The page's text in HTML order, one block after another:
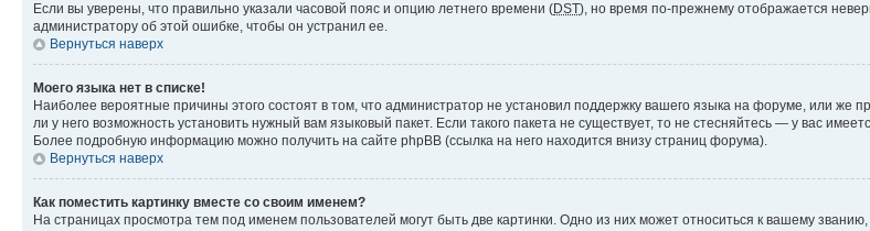
Если вы уверены, что правильно указали часовой пояс и опцию летнего времени (DST), но время по-прежнему отображается
администратору об этой ошибке, чтобы он устранил ее.
Вернуться наверх
Моего языка нет в списке!
Наиболее вероятные причины этого состоят в том, что администратор не установил поддержку вашего языка на форуме, или же
ли у него возможность установить нужный вам языковый пакет. Если такого пакета не существует, то не стесняйтесь — у вас
Более подробную информацию можно получить на сайте phpBB (ссылка на него находится внизу страниц форума).
Вернуться наверх
Как поместить картинку вместе со своим именем?
На страницах просмотра тем под именем пользователей могут быть две картинки. Одно из них может относиться к вашему